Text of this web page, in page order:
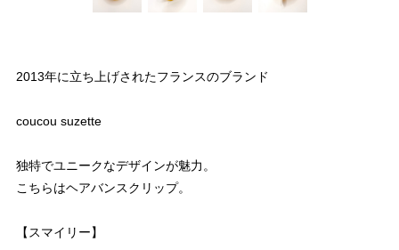
2013年に立ち上げされたフランスのブランド
coucou suzette
独特でユニークなデザインが魅力。
こちらはヘアバンスクリップ。
【スマイリー】